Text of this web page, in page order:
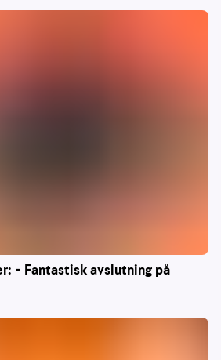
– Fantastisk avslutning på